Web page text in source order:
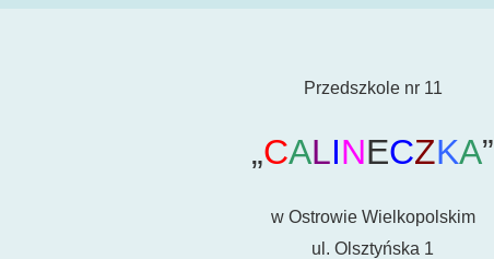
Przedszkole nr 11
„CALINECZKA”
w Ostrowie Wielkopolskim
ul. Olsztyńska 1